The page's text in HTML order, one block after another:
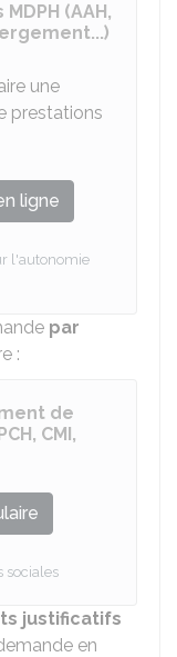
(AAH,
une
prestations
ligne
l'autonomie
par
:
de
CMI,
sociales
justificatifs
en